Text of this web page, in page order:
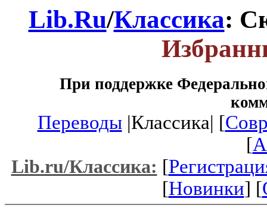
Lib.Ru/Классика:
При поддержке
Переводы|Классика| [
[
Lib.ru/Классика: [
[Новинки] [